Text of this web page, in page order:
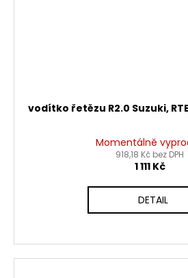
vodítko řetězu R2.0 Suzuki,
Momentálně
918,18 Kč bez DPH
1 111 Kč
DETAIL